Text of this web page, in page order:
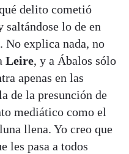
delito cometió
saltándose lo de en
No explica nada, no
Leire, y a Ábalos sólo
apenas en las
de la presunción de
mediático como el
llena. Yo creo que
les pasa a todos